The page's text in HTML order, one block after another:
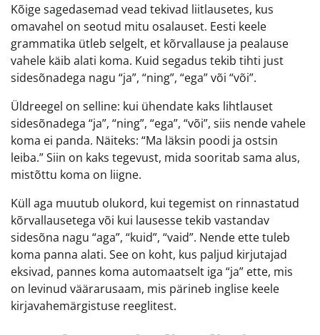
Kõige sagedasemad vead tekivad liitlausetes, kus
omavahel on seotud mitu osalauset. Eesti keele
grammatika ütleb selgelt, et kõrvallause ja pealause
vahele käib alati koma. Kuid segadus tekib tihti just
sidesõnadega nagu “ja”, “ning”, “ega” või “või”.
Üldreegel on selline: kui ühendate kaks lihtlauset
sidesõnadega “ja”, “ning”, “ega”, “või”, siis nende vahele
koma ei panda. Näiteks: “Ma läksin poodi ja ostsin
leiba.” Siin on kaks tegevust, mida sooritab sama alus,
mistõttu koma on liigne.
Küll aga muutub olukord, kui tegemist on rinnastatud
kõrvallausetega või kui lausesse tekib vastandav
sidesõna nagu “aga”, “kuid”, “vaid”. Nende ette tuleb
koma panna alati. See on koht, kus paljud kirjutajad
eksivad, pannes koma automaatselt iga “ja” ette, mis
on levinud väärarusaam, mis pärineb inglise keele
kirjavahemärgistuse reeglitest.